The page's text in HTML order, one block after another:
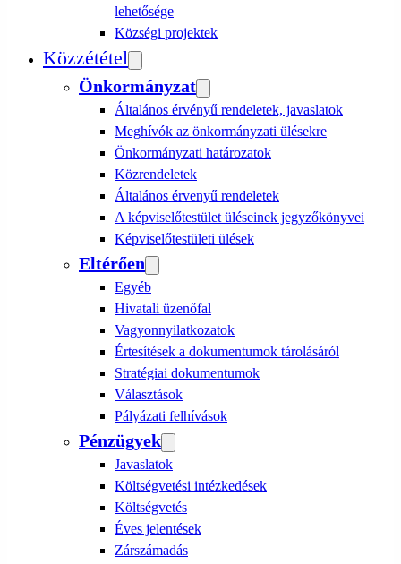
lehetősége
Községi projektek
Közzététel
Önkormányzat
Általános érvényű rendeletek, javaslatok
Meghívók az önkormányzati ülésekre
Önkormányzati határozatok
Közrendeletek
Általános érvenyű rendeletek
A képviselőtestület üléseinek jegyzőkönyvei
Képviselőtestületi ülések
Eltérően
Egyéb
Hivatali üzenőfal
Vagyonnyilatkozatok
Értesítések a dokumentumok tárolásáról
Stratégiai dokumentumok
Választások
Pályázati felhívások
Pénzügyek
Javaslatok
Költségvetési intézkedések
Költségvetés
Éves jelentések
Zárszámadás